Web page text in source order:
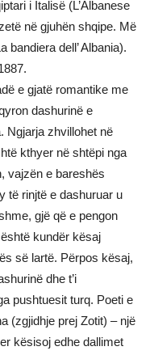
i Italisë (L’Albanese
në gjuhën shqipe. Më
bandiera dell’ Albania).
e gjatë romantike me
dashurinë e
Ngjarja zhvillohet në
kthyer në shtëpi nga
vajzën e bareshës
të rinjtë e dashuruar u
gjë që e pengon
kundër kësaj
së lartë. Përpos kësaj,
dhe t’i
pushtuesit turq. Poeti e
(zgjidhje prej Zotit) – një
kësisoj edhe dallimet